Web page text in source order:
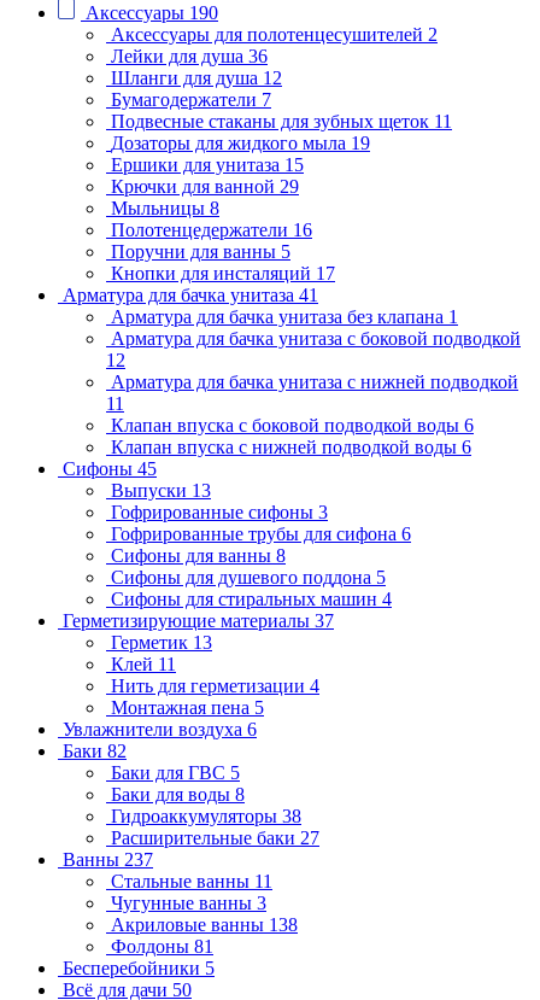
Аксессуары 190
Аксессуары для полотенцесушителей 2
Лейки для душа 36
Шланги для душа 12
Бумагодержатели 7
Подвесные стаканы для зубных щеток 11
Дозаторы для жидкого мыла 19
Ершики для унитаза 15
Крючки для ванной 29
Мыльницы 8
Полотенцедержатели 16
Поручни для ванны 5
Кнопки для инсталяций 17
Арматура для бачка унитаза 41
Арматура для бачка унитаза без клапана 1
Арматура для бачка унитаза с боковой подводкой
12
Арматура для бачка унитаза с нижней подводкой
11
Клапан впуска с боковой подводкой воды 6
Клапан впуска с нижней подводкой воды 6
Сифоны 45
Выпуски 13
Гофрированные сифоны 3
Гофрированные трубы для сифона 6
Сифоны для ванны 8
Сифоны для душевого поддона 5
Сифоны для стиральных машин 4
Герметизирующие материалы 37
Герметик 13
Клей 11
Нить для герметизации 4
Монтажная пена 5
Увлажнители воздуха 6
Баки 82
Баки для ГВС 5
Баки для воды 8
Гидроаккумуляторы 38
Расширительные баки 27
Ванны 237
Стальные ванны 11
Чугунные ванны 3
Акриловые ванны 138
Фолдоны 81
Бесперебойники 5
Всё для дачи 50